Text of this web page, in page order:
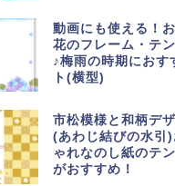
動画にも使える！
花のフレーム・テ
♪梅雨の時期におす
ト(横型)
市松模様と和柄デ
(あわじ結びの水引
ゃれなのし紙のテ
がおすすめ！